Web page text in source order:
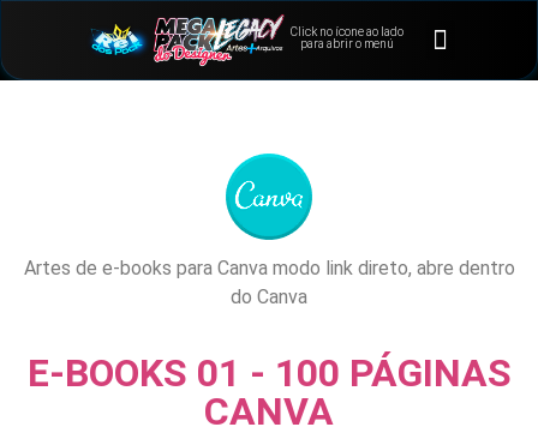
Click no ícone ao lado
para abrir o menú
Artes de e-books para Canva modo link direto, abre dentro
do Canva
E-BOOKS 01 - 100 PÁGINAS
CANVA